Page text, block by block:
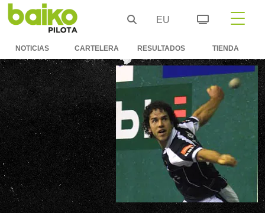
EU
NOTICIAS CARTELERA RESULTADOS TIENDA